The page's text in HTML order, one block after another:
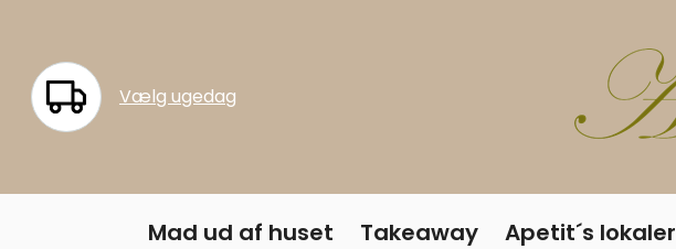
Menu Vælg ugedag
Mad ud af huset Takeaway Apetit´s lokaler